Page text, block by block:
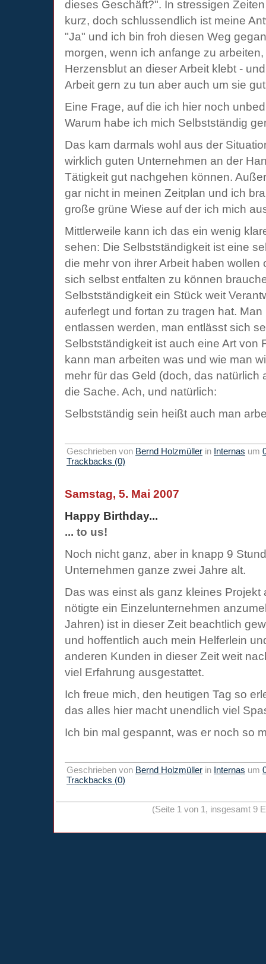
dieses Geschäft?". In stressigen
kurz, doch schlussendlich ist meine
"Ja" und ich bin froh diesen Weg
morgen, wenn ich anfange zu
Herzensblut an dieser Arbeit klebt -
Arbeit gern zu tun aber auch um sie
Eine Frage, auf die ich hier noch
Warum habe ich mich Selbstständig
Das kam darmals wohl aus der
wirklich guten Unternehmen an der
Tätigkeit gut nachgehen können.
gar nicht in meinen Zeitplan und ich
große grüne Wiese auf der ich mich
Mittlerweile kann ich das ein wenig
sehen: Die Selbstständigkeit ist eine
die mehr von ihrer Arbeit haben wollen
sich selbst entfalten zu können
Selbstständigkeit ein Stück weit
auferlegt und fortan zu tragen hat.
entlassen werden, man entlässt sich
Selbstständigkeit ist auch eine Art von
kann man arbeiten was und wie man
mehr für das Geld (doch, das natürlich
die Sache. Ach, und natürlich:
Selbstständig sein heißt auch man
Geschrieben von Bernd Holzmüller in Internas um
Trackbacks (0)
Samstag, 5. Mai 2007
Happy Birthday...
... to us!
Noch nicht ganz, aber in knapp 9
Unternehmen ganze zwei Jahre alt.
Das was einst als ganz kleines Projekt
nötigte ein Einzelunternehmen
Jahren) ist in dieser Zeit beachtlich
und hoffentlich auch mein Helferlein
anderen Kunden in dieser Zeit weit
viel Erfahrung ausgestattet.
Ich freue mich, den heutigen Tag so
das alles hier macht unendlich viel
Ich bin mal gespannt, was er noch so
Geschrieben von Bernd Holzmüller in Internas um
Trackbacks (0)
(Seite 1 von 1, insgesamt 9